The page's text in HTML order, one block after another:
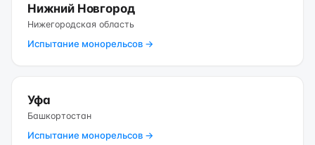
Нижний Новгород
Нижегородская область
Испытание монорельсов →
Уфа
Башкортостан
Испытание монорельсов →